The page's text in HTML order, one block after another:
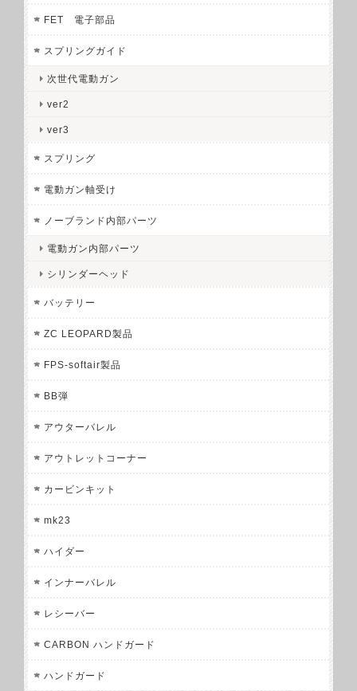
FET 電子部品
スプリングガイド
次世代電動ガン
ver2
ver3
スプリング
電動ガン軸受け
ノーブランド内部パーツ
電動ガン内部パーツ
シリンダーヘッド
バッテリー
ZC LEOPARD製品
FPS-softair製品
BB弾
アウターバレル
アウトレットコーナー
カービンキット
mk23
ハイダー
インナーバレル
レシーバー
CARBON ハンドガード
ハンドガード